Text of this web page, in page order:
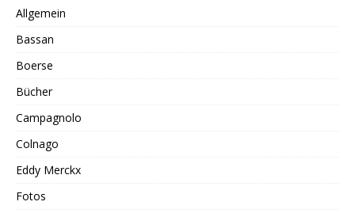
Allgemein
Bassan
Boerse
Bücher
Campagnolo
Colnago
Eddy Merckx
Fotos